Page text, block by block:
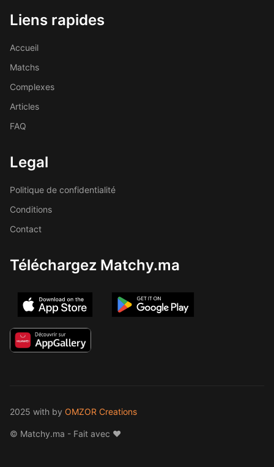
Liens rapides
Accueil
Matchs
Complexes
Articles
FAQ
Legal
Politique de confidentialité
Conditions
Contact
Téléchargez Matchy.ma
2025 with by OMZOR Creations
© Matchy.ma - Fait avec ❤️